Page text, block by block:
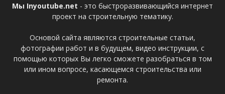
Мы Inyoutube.net - это быстроразвивающийся интернет
проект на строительную тематику.
Основой сайта являются строительные статьи,
фотографии работ и в будущем, видео инструкции, с
помощью которых Вы легко сможете разобраться в том
или ином вопросе, касающемся строительства или
ремонта.